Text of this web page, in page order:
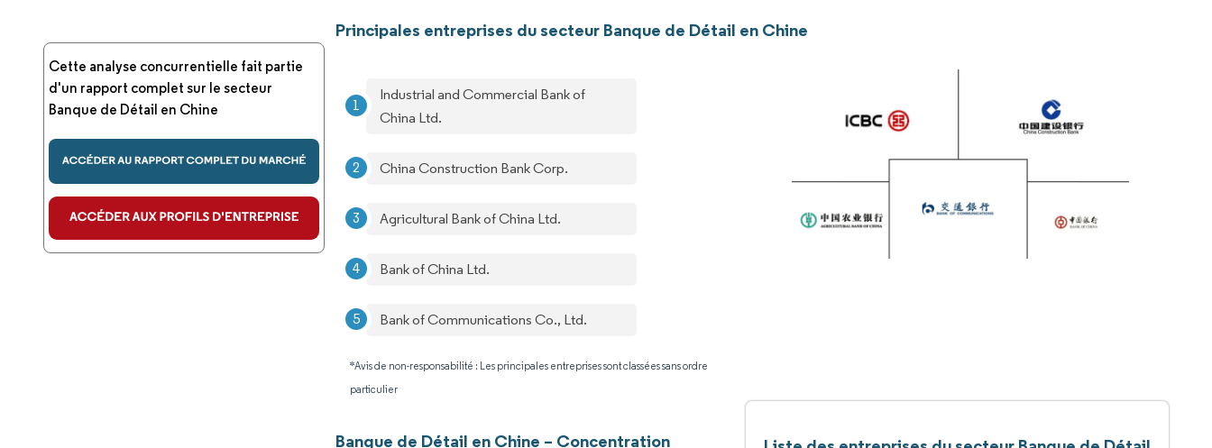
Cette analyse concurrentielle fait partie
d'un rapport complet sur le secteur
Banque de Détail en Chine
Principales entreprises du secteur Banque de Détail en Chine
Industrial and Commercial Bank of
China Ltd.
China Construction Bank Corp.
Agricultural Bank of China Ltd.
Bank of China Ltd.
Bank of Communications Co., Ltd.
*Avis de non-responsabilité : Les principales entreprises sont classées sans ordre
particulier
Banque de Détail en Chine – Concentration